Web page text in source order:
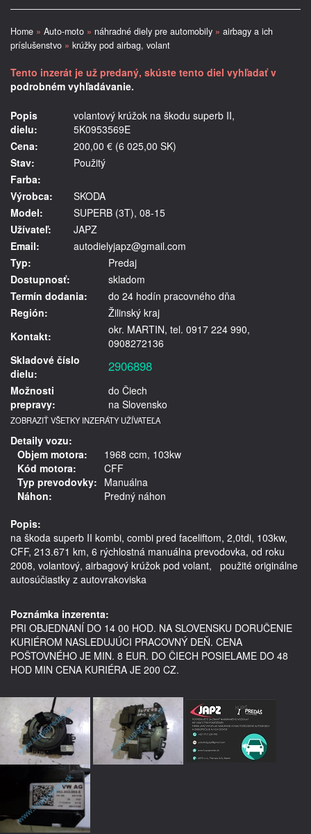
Home » Auto-moto » náhradné diely pre automobily » airbagy a ich
príslušenstvo » krúžky pod airbag, volant
Tento inzerát je už predaný, skúste tento diel vyhľadať v
podrobném vyhľadávanie.
Popis
dielu:
volantový krúžok na škodu superb II,
5K0953569E
Cena:
200,00 € (6 025,00 SK)
Stav:
Použitý
Farba:
Výrobca:
SKODA
Model:
SUPERB (3T), 08-15
Užívateľ:
JAPZ
Email:
autodielyjapz@gmail.com
Typ:
Predaj
Dostupnosť:
skladom
Termín dodania:
do 24 hodín pracovného dňa
Región:
Žilinský kraj
Kontakt:
okr. MARTIN, tel. 0917 224 990,
0908272136
Skladové číslo
dielu:
2906898
Možnosti
prepravy:
do Čiech
na Slovensko
ZOBRAZIŤ VŠETKY INZERÁTY UŽÍVATEĽA
Detaily vozu:
Objem motora:
1968 ccm, 103kw
Kód motora:
CFF
Typ prevodovky: Manuálna
Náhon:
Predný náhon
Popis:
na škoda superb II kombi, combi pred faceliftom, 2,0tdi, 103kw,
CFF, 213.671 km, 6 rýchlostná manuálna prevodovka, od roku
2008, volantový, airbagový krúžok pod volant,   použité originálne
autosúčiastky z autovrakoviska
Poznámka inzerenta:
PRI OBJEDNANÍ DO 14 00 HOD. NA SLOVENSKU DORUČENIE
KURIÉROM NASLEDUJÚCI PRACOVNÝ DEŇ. CENA
POŠTOVNÉHO JE MIN. 8 EUR. DO ČIECH POSIELAME DO 48
HOD MIN CENA KURIÉRA JE 200 CZ.